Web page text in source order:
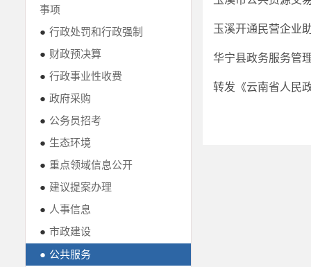
事项
● 行政处罚和行政强制
● 财政预决算
● 行政事业性收费
● 政府采购
● 公务员招考
● 生态环境
● 重点领域信息公开
● 建议提案办理
● 人事信息
● 市政建设
● 公共服务
玉溪开通民营企业
华宁县政务服务管